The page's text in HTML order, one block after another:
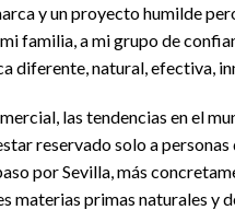
y un proyecto humilde
familia, a mi grupo de
diferente, natural, efectiva,
las tendencias en el
reservado solo a
por Sevilla, más
primas naturales y